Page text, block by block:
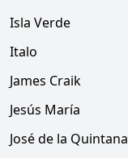
Isla Verde
Italo
James Craik
Jesús María
José de la Quintana